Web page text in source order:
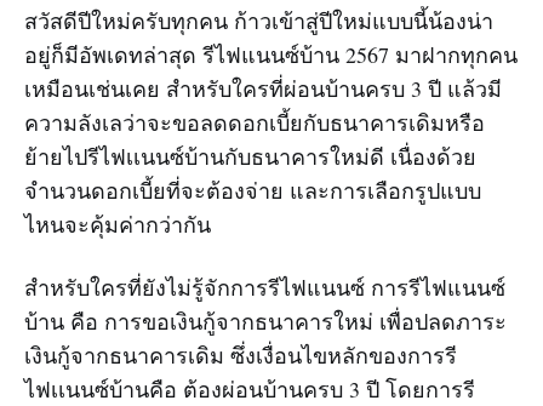
สวัสดีปีใหม่ครับทุกคน ก้าวเข้าสู่ปีใหม่แบบนี้น้องน่า
อยู่ก็มีอัพเดทล่าสุด รีไฟแนนซ์บ้าน 2567 มาฝากทุกคน
เหมือนเช่นเคย สำหรับใครที่ผ่อนบ้านครบ 3 ปี แล้วมี
ความลังเลว่าจะขอลดดอกเบี้ยกับธนาคารเดิมหรือ
ย้ายไปรีไฟเเนนซ์บ้านกับธนาคารใหม่ดี เนื่องด้วย
จำนวนดอกเบี้ยที่จะต้องจ่าย และการเลือกรูปแบบ
ไหนจะคุ้มค่ากว่ากัน
สำหรับใครที่ยังไม่รู้จักการรีไฟแนนซ์ การรีไฟแนนซ์
บ้าน คือ การขอเงินกู้จากธนาคารใหม่ เพื่อปลดภาระ
เงินกู้จากธนาคารเดิม ซึ่งเงื่อนไขหลักของการรี
ไฟเเนนซ์บ้านคือ ต้องผ่อนบ้านครบ 3 ปี โดยการรี